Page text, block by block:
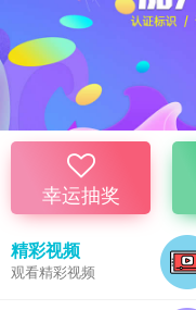
幸运抽奖
精彩视频
观看精彩视频